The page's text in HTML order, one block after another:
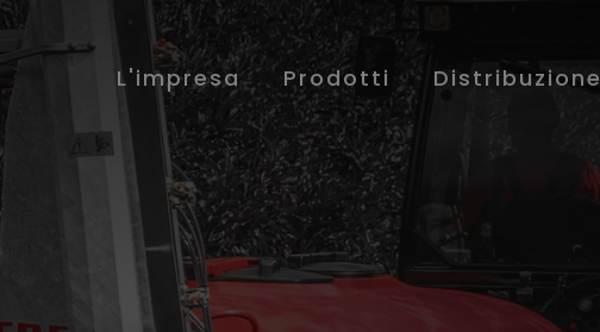
L'impresa Prodotti Distribuzione